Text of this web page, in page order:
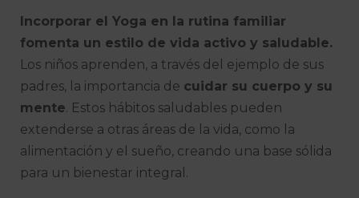
Incorporar el Yoga en la rutina familiar
fomenta un estilo de vida activo y saludable.
Los niños aprenden, a través del ejemplo de sus
padres, la importancia de cuidar su cuerpo y su
mente. Estos hábitos saludables pueden
extenderse a otras áreas de la vida, como la
alimentación y el sueño, creando una base sólida
para un bienestar integral.